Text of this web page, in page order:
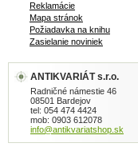
Reklamácie
Mapa stránok
Požiadavka na knihu
Zasielanie noviniek
ANTIKVARIÁT s.r.o.
Radničné námestie 46
08501 Bardejov
tel: 054 474 4424
mob: 0903 612078
info@antikvariatshop.sk